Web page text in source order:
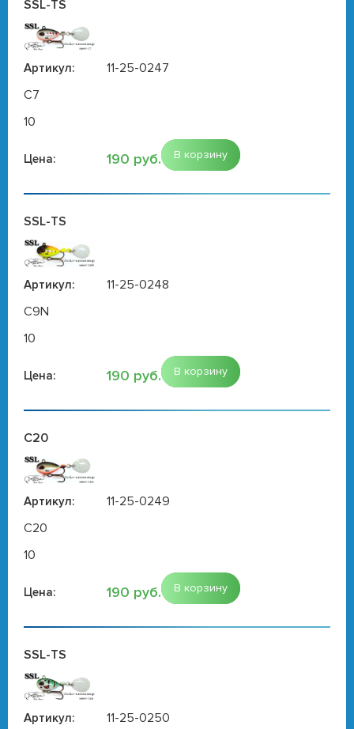
SSL-TS
Артикул:
11-25-0247
C7
10
Цена: 190 руб. В корзину
SSL-TS
Артикул:
11-25-0248
C9N
10
Цена: 190 руб. В корзину
C20
Артикул:
11-25-0249
C20
10
Цена: 190 руб. В корзину
SSL-TS
Артикул: 11-25-0250